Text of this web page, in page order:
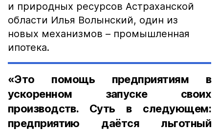
и природных ресурсов Астраханской
области Илья Волынский, один из
новых механизмов – промышленная
ипотека.
«Это помощь предприятиям в
ускоренном запуске своих
производств. Суть в следующем:
предприятию даётся льготный